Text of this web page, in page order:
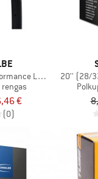
Line 28'' (25-
€
(0)
20'' (28/